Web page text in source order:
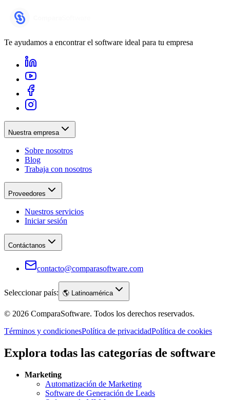
Te ayudamos a encontrar el software ideal para tu empresa
Nuestra empresa
Sobre nosotros
Blog
Trabaja con nosotros
Proveedores
Nuestros servicios
Iniciar sesión
Contáctanos
contacto@comparasoftware.com
Seleccionar país: 🌎 Latinoamérica
© 2026 ComparaSoftware. Todos los derechos reservados.
Términos y condicionesPolítica de privacidadPolítica de cookies
Explora todas las categorías de software
Marketing
Automatización de Marketing
Software de Generación de Leads